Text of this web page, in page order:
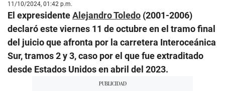
11/10/2024, 01:42 p.m.
El expresidenteAlejandro Toledo (2001-2006)
declaró este viernes 11 de octubre en el tramo final
del juicio que afronta por la carretera Interoceánica
Sur, tramos 2 y 3, caso por el que fue extraditado
desde Estados Unidos en abril del 2023.